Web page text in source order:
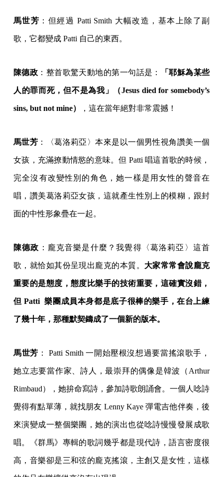
馬世芳 ：但經過 Patti Smith 大幅改造，基本上除了副
歌，它都變成 Patti 自己的東西。
陳德政 ：整首歌驚天動地的第一句話是： 「耶穌為某些
人的罪而死，但不是為我」（Jesus died for somebody’s
sins, but not mine） ，這在當年絕對非常震撼！
馬世芳 ：〈葛洛莉亞〉本來是以一個男性視角讚美一個
女孩，充滿撩動情慾的意味。但 Patti 唱這首歌的時候，
完全沒有改變性別的角色，她一樣是用女性的聲音在
唱，讚美葛洛莉亞女孩，這就產生性別上的模糊，跟封
面的中性形象疊在一起。
陳德政 ：龐克音樂是什麼？我覺得〈葛洛莉亞〉這首
歌，就恰如其份呈現出龐克的本質。 大家常常會說龐克
重要的是態度，態度比樂手的技術重要，這確實沒錯，
但 Patti 樂團成員本身都是底子很棒的樂手，在台上練
了幾十年，那種默契鑄成了一個新的版本。
馬世芳 ： Patti Smith 一開始壓根沒想過要當搖滾歌手，
她立志要當作家、詩人，最崇拜的偶像是韓波（Arthur
Rimbaud），她拚命寫詩，參加詩歌朗誦會。一個人唸詩
覺得有點單薄，就找朋友 Lenny Kaye 彈電吉他伴奏，後
來演變成一整個樂團，她的演出也從唸詩慢慢發展成歌
唱。《群馬》專輯的歌詞幾乎都是現代詩，語言密度很
高，音樂卻是三和弦的龐克搖滾，主創又是女性，這樣